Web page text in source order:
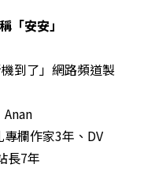
「安安」
到了」網路頻道製
Anan
專欄作家3年、DV
長7年